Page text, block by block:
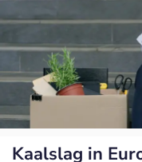
Kaalslag in